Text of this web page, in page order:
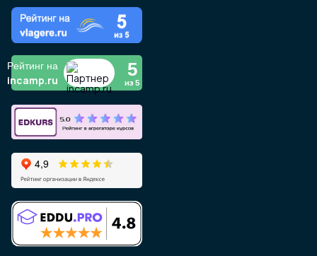
Рейтинг на
incamp.ru
5
из 5